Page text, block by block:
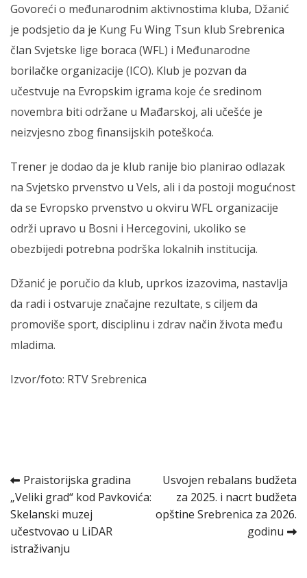
Govoreći o međunarodnim aktivnostima kluba, Džanić
je podsjetio da je Kung Fu Wing Tsun klub Srebrenica
član Svjetske lige boraca (WFL) i Međunarodne
borilačke organizacije (ICO). Klub je pozvan da
učestvuje na Evropskim igrama koje će sredinom
novembra biti održane u Mađarskoj, ali učešće je
neizvjesno zbog finansijskih poteškoća.
Trener je dodao da je klub ranije bio planirao odlazak
na Svjetsko prvenstvo u Vels, ali i da postoji mogućnost
da se Evropsko prvenstvo u okviru WFL organizacije
održi upravo u Bosni i Hercegovini, ukoliko se
obezbijedi potrebna podrška lokalnih institucija.
Džanić je poručio da klub, uprkos izazovima, nastavlja
da radi i ostvaruje značajne rezultate, s ciljem da
promoviše sport, disciplinu i zdrav način života među
mladima.
Izvor/foto: RTV Srebrenica
Kretanje
članka
Praistorijska gradina
„Veliki grad“ kod Pavkovića:
Skelanski muzej
učestvovao u LiDAR
istraživanju
Usvojen rebalans budžeta
za 2025. i nacrt budžeta
opštine Srebrenica za 2026.
godinu